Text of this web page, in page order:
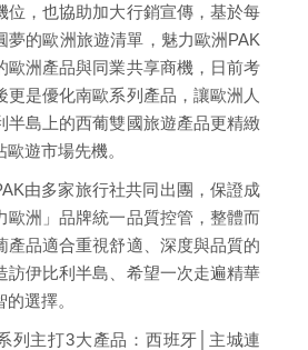
位，也協助加大行銷宣傳，基於每
夢的歐洲旅遊清單，魅力歐洲PAK
歐洲產品與同業共享商機，日前考
更是優化南歐系列產品，讓歐洲人
半島上的西葡雙國旅遊產品更精緻
遊市場先機。
由多家旅行社共同出團，保證成
歐洲」品牌統一品質控管，整體而
產品適合重視舒適、深度與品質的
訪伊比利半島、希望一次走遍精華
選擇。
列主打3大產品：西班牙│主城連